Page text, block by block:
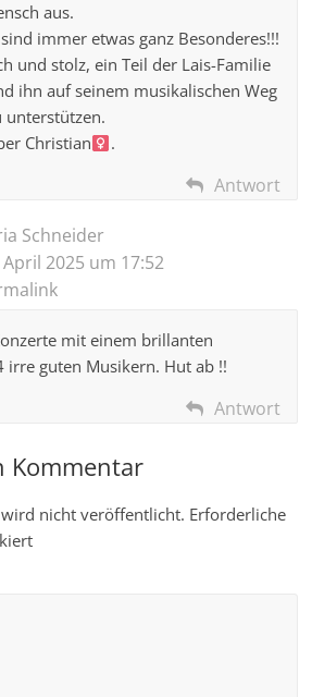
aus.
immer etwas ganz Besonderes!!!
und stolz, ein Teil der Lais-Familie
ihn auf seinem musikalischen Weg
unterstützen.
Christian‍
.
Antwort
Schneider
April 2025 um 17:52
mit einem brillanten
irre guten Musikern. Hut ab !!
Antwort
Kommentar
wird nicht veröffentlicht. Erforderliche